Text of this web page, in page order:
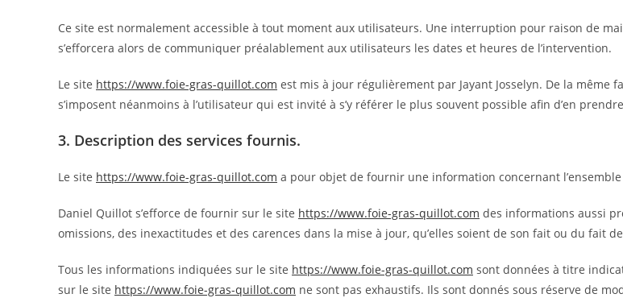
Ce site est normalement accessible à tout moment aux utilisateurs. Une interruption pour raison de
s’efforcera alors de communiquer préalablement aux utilisateurs les dates et heures de l’intervention.
Le site https://www.foie-gras-quillot.com est mis à jour régulièrement par Jayant Josselyn. De la
s’imposent néanmoins à l’utilisateur qui est invité à s’y référer le plus souvent possible afin d’en
3. Description des services fournis.
Le site https://www.foie-gras-quillot.com a pour objet de fournir une information concernant
Daniel Quillot s’efforce de fournir sur le site https://www.foie-gras-quillot.com des informations aussi
omissions, des inexactitudes et des carences dans la mise à jour, qu’elles soient de son fait ou du fait
Tous les informations indiquées sur le site https://www.foie-gras-quillot.com sont données à titre
sur le site https://www.foie-gras-quillot.com ne sont pas exhaustifs. Ils sont donnés sous réserve de